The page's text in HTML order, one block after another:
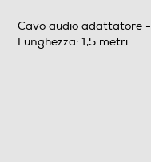
Cavo audio adattatore
Lunghezza: 1,5 metri